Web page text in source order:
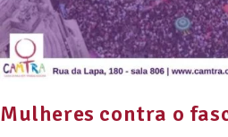
Mulheres contra o